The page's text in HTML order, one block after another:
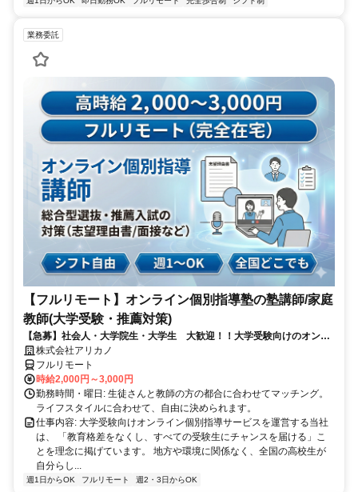
業務委託
【フルリモート】オンライン個別指導塾の塾講師/家庭
教師(大学受験・推薦対策)
【急募】社会人・大学院生・大学生 大歓迎！！大学受験向けのオンラ
イン個別指導塾の講師を募集！完全在宅で、自分のペースに合わせてで
きるお仕事です。
株式会社アリカノ
フルリモート
時給2,000円～3,000円
勤務時間・曜日: 生徒さんと教師の方の都合に合わせてマッチング。
ライフスタイルに合わせて、自由に決められます。
仕事内容: 大学受験向けオンライン個別指導サービスを運営する当社
は、 「教育格差をなくし、すべての受験生にチャンスを届ける」こ
とを理念に掲げています。 地方や環境に関係なく、全国の高校生が
自分らし...
週1日からOK フルリモート 週2・3日からOK